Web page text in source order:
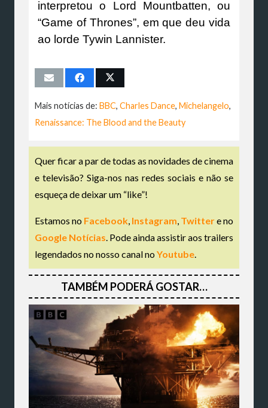
interpretou o Lord Mountbatten, ou
“Game of Thrones”, em que deu vida
ao lorde Tywin Lannister.
Mais notícias de: BBC, Charles Dance, Michelangelo,
Renaissance: The Blood and the Beauty
Quer ficar a par de todas as novidades de cinema
e televisão? Siga-nos nas redes sociais e não se
esqueça de deixar um “like”!
Estamos no Facebook, Instagram, Twittere no
Google Notícias. Pode ainda assistir aos trailers
legendados no nosso canal noYoutube.
TAMBÉM PODERÁ GOSTAR…